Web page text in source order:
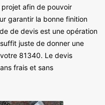
afin de pouvoir
garantir la bonne finition
de devis est une opération
juste de donner une
81340. Le devis
frais et sans